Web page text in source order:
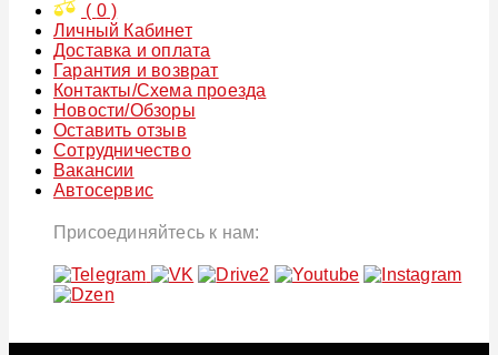
( 0)
Личный Кабинет
Доставка и оплата
Гарантия и возврат
Контакты/Схема проезда
Новости/Обзоры
Оставить отзыв
Сотрудничество
Вакансии
Автосервис
Присоединяйтесь к нам: